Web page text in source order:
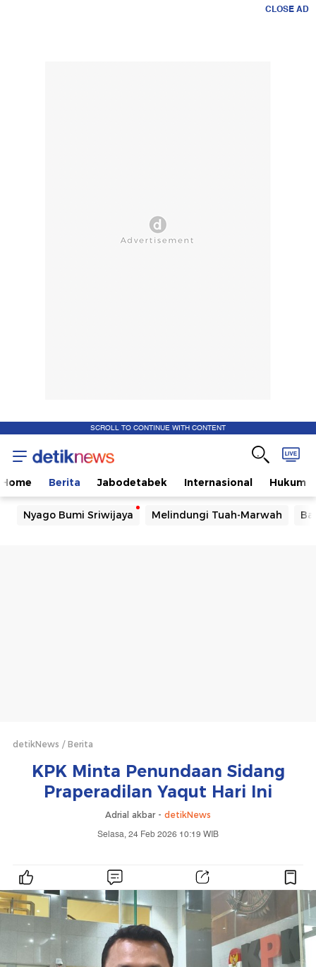
CLOSE AD
SCROLL TO CONTINUE WITH CONTENT
Home Berita Jabodetabek Internasional Hukum
Nyago Bumi Sriwijaya Melindungi Tuah-Marwah
detikNews Berita
KPK Minta Penundaan Sidang
Praperadilan Yaqut Hari Ini
Adrial akbar - detikNews
Selasa, 24 Feb 2026 10:19 WIB